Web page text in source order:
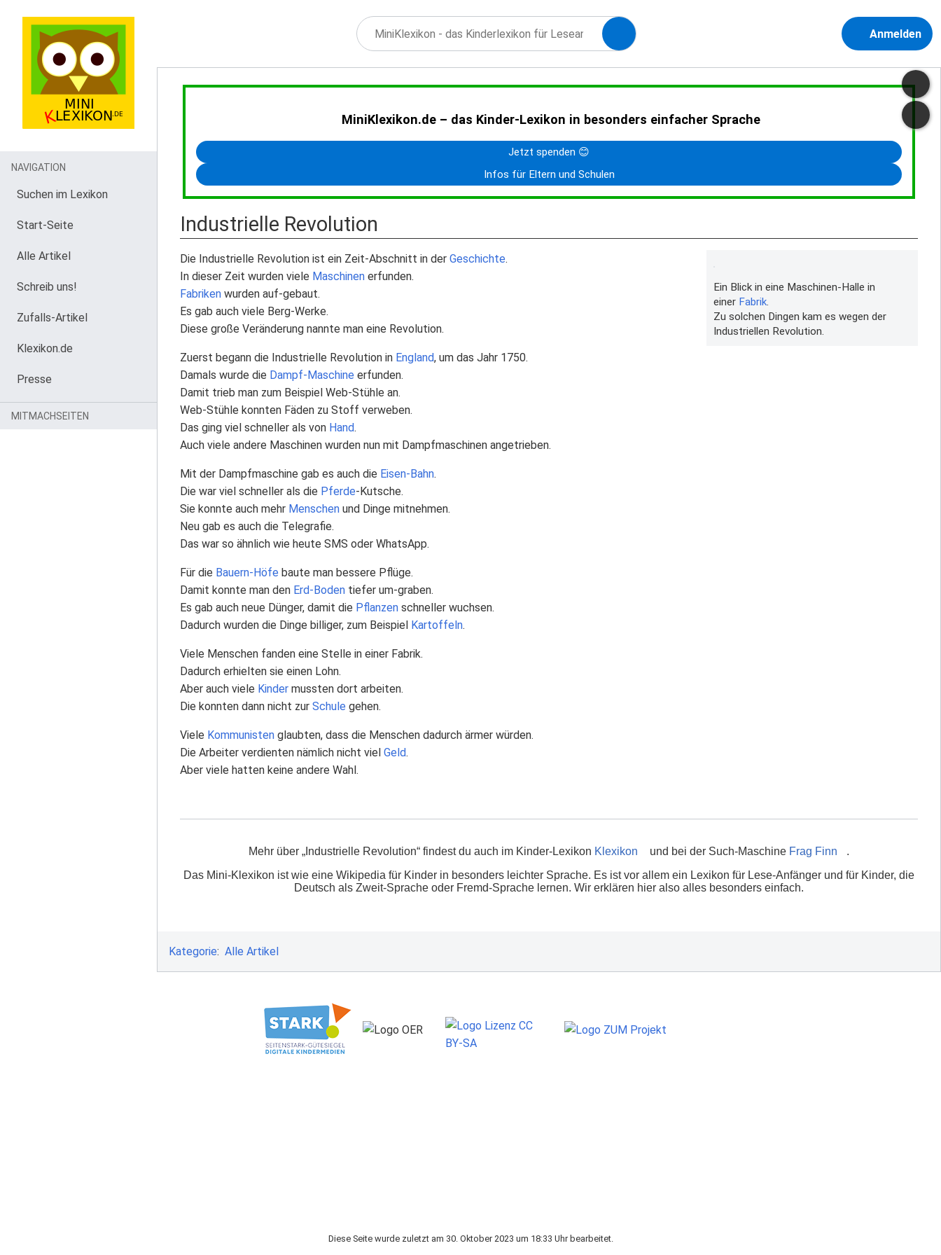
Anmelden
MiniKlexikon.de – das Kinder-Lexikon in besonders einfacher Sprache
Jetzt spenden 😊
Infos für Eltern und Schulen
Industrielle Revolution
Ein Blick in eine Maschinen-Halle in
einer Fabrik.
Zu solchen Dingen kam es wegen der
Industriellen Revolution.
Die Industrielle Revolution ist ein Zeit-Abschnitt in der Geschichte.
In dieser Zeit wurden viele Maschinen erfunden.
Fabriken wurden auf-gebaut.
Es gab auch viele Berg-Werke.
Diese große Veränderung nannte man eine Revolution.
Zuerst begann die Industrielle Revolution in England, um das Jahr 1750.
Damals wurde die Dampf-Maschine erfunden.
Damit trieb man zum Beispiel Web-Stühle an.
Web-Stühle konnten Fäden zu Stoff verweben.
Das ging viel schneller als von Hand.
Auch viele andere Maschinen wurden nun mit Dampfmaschinen angetrieben.
Mit der Dampfmaschine gab es auch die Eisen-Bahn.
Die war viel schneller als die Pferde-Kutsche.
Sie konnte auch mehr Menschen und Dinge mitnehmen.
Neu gab es auch die Telegrafie.
Das war so ähnlich wie heute SMS oder WhatsApp.
Für die Bauern-Höfe baute man bessere Pflüge.
Damit konnte man den Erd-Boden tiefer um-graben.
Es gab auch neue Dünger, damit die Pflanzen schneller wuchsen.
Dadurch wurden die Dinge billiger, zum Beispiel
Kartoffeln.
Viele Menschen fanden eine Stelle in einer Fabrik.
Dadurch erhielten sie einen Lohn.
Aber auch viele Kinder mussten dort arbeiten.
Die konnten dann nicht zur Schule gehen.
Viele Kommunisten glaubten, dass die Menschen dadurch ärmer würden.
Die Arbeiter verdienten nämlich nicht viel Geld.
Aber viele hatten keine andere Wahl.
Mehr über „Industrielle Revolution“ findest du auch im Kinder-Lexikon Klexikon und bei der Such-Maschine Frag Finn
.
Das Mini-Klexikon ist wie eine Wikipedia für Kinder in besonders leichter Sprache. Es ist vor allem ein Lexikon für Lese-Anfänger und für Kinder, die
Deutsch als Zweit-Sprache oder Fremd-Sprache lernen. Wir erklären hier also alles besonders einfach.
Kategorie: Alle Artikel
NAVIGATION
Suchen im Lexikon
Start-Seite
Alle Artikel
Schreib uns!
Zufalls-Artikel
Klexikon.de
Presse
MITMACHSEITEN
Diese Seite wurde zuletzt am 30. Oktober 2023 um 18:33 Uhr bearbeitet.